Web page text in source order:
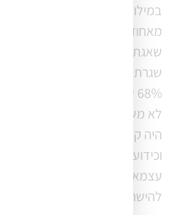
במילואים במהלך השנים
שאגת הארי רק
לא משרתים). הנתונים האלה
היה קשה יותר להתנהל עסקית
וכידוע נתון שמחדד עוד יותר את
עצמאים כיום. במציאות כזו,
להישרדות אינו מפתיע — אלא